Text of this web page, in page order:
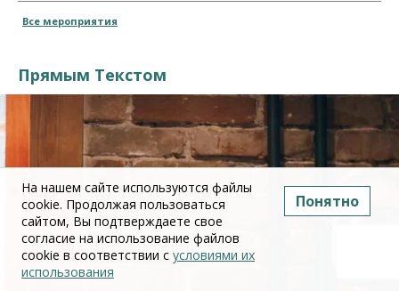
Все мероприятия
Прямым Текстом
На нашем сайте используются файлы
cookie. Продолжая пользоваться
сайтом, Вы подтверждаете свое
согласие на использование файлов
cookie в соответствии с условиями их
использования
Понятно